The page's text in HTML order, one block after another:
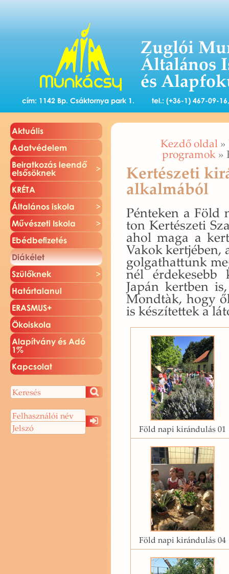
Zuglói
Általános
és
cím: 1142 Bp. Csáktornya park 1. tel.: (+36-1) 467-09-
Ak­tu­á­lis
Adat­vé­de­lem
Be­irat­ko­zás le­en­dő
el­ső­sök­nek
KRÉTA
Ál­ta­lá­nos is­ko­la
Mű­vé­sze­ti Is­ko­la
Ebéd­be­fi­ze­tés
Di­ák­élet
Szü­lők­nek
Ha­tár­ta­la­nul
ERAS­MUS+
Öko­is­ko­la
Ala­pít­vány és Adó
1%
Kap­cso­lat
Kezdő oldal »
programok »
Kertészeti
alkalmából
Pén­te­ken a
ton Ker­té­sze­ti
ahol maga a
Vakok
gol­gat­hat­tunk
nél ér­de­ke­sebb
Japán kert­ben
Mondtàk, hogy
is ké­szí­tet­tek a
Föld napi kirándulás 01
Föld napi kirándulás 04